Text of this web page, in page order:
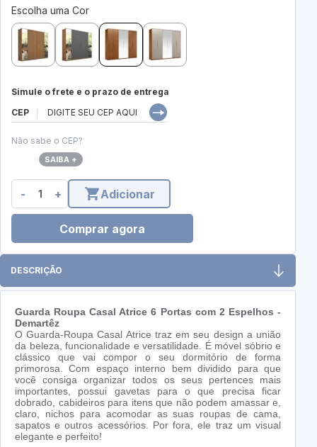
Escolha uma Cor
Simule o frete e o prazo de entrega
CEP
Não sabe o CEP?
SAIBA +
- + Adicionar
Comprar agora
DESCRIÇÃO
Guarda Roupa Casal Atrice 6 Portas com 2 Espelhos -
Demartêz
O Guarda-Roupa Casal Atrice traz em seu design a união
da beleza, funcionalidade e versatilidade. É móvel sóbrio e
clássico que vai compor o seu dormitório de forma
primorosa. Com espaço interno bem dividido para que
você consiga organizar todos os seus pertences mais
importantes, possui gavetas para o que precisa ficar
dobrado, cabideiros para itens que não podem amassar e,
claro, nichos para acomodar as suas roupas de cama,
sapatos e outros acessórios. Por fora, ele traz um visual
elegante e perfeito!